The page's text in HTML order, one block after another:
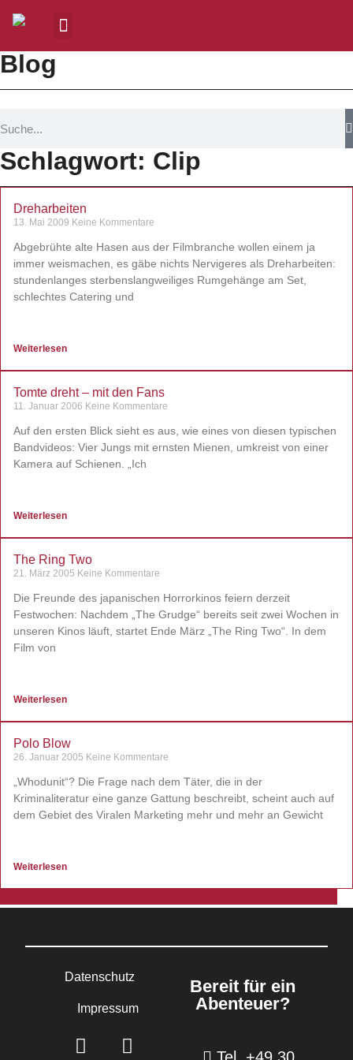
Blog
Schlagwort: Clip
Dreharbeiten
13. Mai 2009 Keine Kommentare
Abgebrühte alte Hasen aus der Filmbranche wollen einem ja
immer weismachen, es gäbe nichts Nervigeres als Dreharbeiten:
stundenlanges sterbenslangweiliges Rumgehänge am Set,
schlechtes Catering und
Weiterlesen
Tomte dreht – mit den Fans
11. Januar 2006 Keine Kommentare
Auf den ersten Blick sieht es aus, wie eines von diesen typischen
Bandvideos: Vier Jungs mit ernsten Mienen, umkreist von einer
Kamera auf Schienen. „Ich
Weiterlesen
The Ring Two
21. März 2005 Keine Kommentare
Die Freunde des japanischen Horrorkinos feiern derzeit
Festwochen: Nachdem „The Grudge“ bereits seit zwei Wochen in
unseren Kinos läuft, startet Ende März „The Ring Two“. In dem
Film von
Weiterlesen
Polo Blow
26. Januar 2005 Keine Kommentare
„Whodunit“? Die Frage nach dem Täter, die in der
Kriminaliteratur eine ganze Gattung beschreibt, scheint auch auf
dem Gebiet des Viralen Marketing mehr und mehr an Gewicht
Weiterlesen
Datenschutz
Impressum
Bereit für ein
Abenteuer?